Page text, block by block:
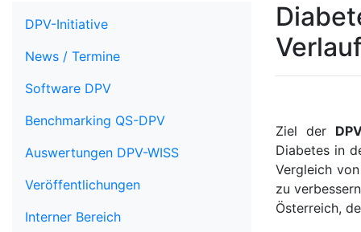
DPV-Initiative
News / Termine
Software DPV
Benchmarking QS-DPV
Auswertungen DPV-WISS
Veröffentlichungen
Interner Bereich
Ziel der
Diabetes in
Vergleich
zu
Österreich,